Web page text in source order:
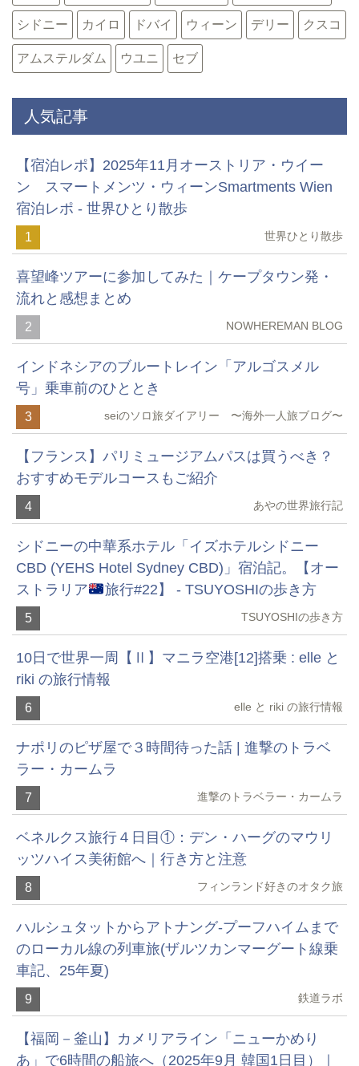
シドニー カイロ ドバイ ウィーン デリー クスコ
アムステルダム ウユニ セブ
人気記事
【宿泊レポ】2025年11月オーストリア・ウイー
ン スマートメンツ・ウィーンSmartments Wien
宿泊レポ - 世界ひとり散歩
1 世界ひとり散歩
喜望峰ツアーに参加してみた｜ケープタウン発・
流れと感想まとめ
2 NOWHEREMAN BLOG
インドネシアのブルートレイン「アルゴスメル
号」乗車前のひととき
3 seiのソロ旅ダイアリー 〜海外一人旅ブログ〜
【フランス】パリミュージアムパスは買うべき？
おすすめモデルコースもご紹介
4 あやの世界旅行記
シドニーの中華系ホテル「イズホテルシドニー
CBD (YEHS Hotel Sydney CBD)」宿泊記。【オー
ストラリア
旅行#22】 - TSUYOSHIの歩き方
5 TSUYOSHIの歩き方
10日で世界一周【Ⅱ】マニラ空港[12]搭乗 : elle と
riki の旅行情報
6 elle と riki の旅行情報
ナポリのピザ屋で３時間待った話 | 進撃のトラベ
ラー・カームラ
7 進撃のトラベラー・カームラ
ベネルクス旅行４日目①：デン・ハーグのマウリ
ッツハイス美術館へ｜行き方と注意
8 フィンランド好きのオタク旅
ハルシュタットからアトナング-プーフハイムまで
のローカル線の列車旅(ザルツカンマーグート線乗
車記、25年夏)
9 鉄道ラボ
【福岡－釜山】カメリアライン「ニューかめり
あ」で6時間の船旅へ（2025年9月 韓国1日目）｜